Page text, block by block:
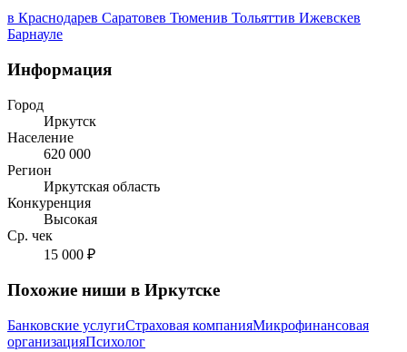
в Краснодарев Саратовев Тюменив Тольяттив Ижевскев
Барнауле
Информация
Город
Иркутск
Население
620 000
Регион
Иркутская область
Конкуренция
Высокая
Ср. чек
15 000 ₽
Похожие ниши в Иркутске
Банковские услугиСтраховая компанияМикрофинансовая
организацияПсихолог